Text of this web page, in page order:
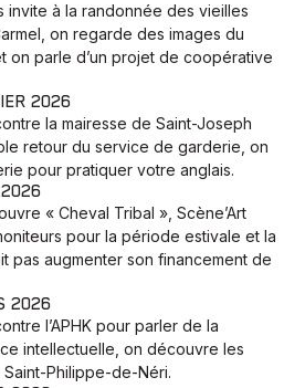
invite à la randonnée des vieilles
on regarde des images du
on parle d’un projet de coopérative
2026
la mairesse de Saint-Joseph
retour du service de garderie, on
pour pratiquer votre anglais.
2026
« Cheval Tribal », Scène’Art
pour la période estivale et la
pas augmenter son financement de
2026
l’APHK pour parler de la
intellectuelle, on découvre les
Philippe-de-Néri.